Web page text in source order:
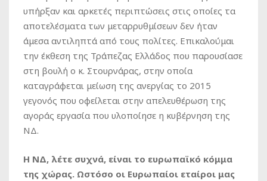
υπήρξαν και αρκετές περιπτώσεις στις οποίες τα
αποτελέσματα των μεταρρυθμίσεων δεν ήταν
άμεσα αντιληπτά από τους πολίτες. Επικαλούμαι
την έκθεση της Τράπεζας Ελλάδος που παρουσίασε
στη βουλή ο κ. Στουρνάρας, στην οποία
καταγράφεται μείωση της ανεργίας το 2015
γεγονός που οφείλεται στην απελευθέρωση της
αγοράς εργασία που υλοποίησε η κυβέρνηση της
ΝΔ.
Η ΝΔ, λέτε συχνά, είναι το ευρωπαϊκό κόμμα
της χώρας. Ωστόσο οι Ευρωπαίοι εταίροι μας